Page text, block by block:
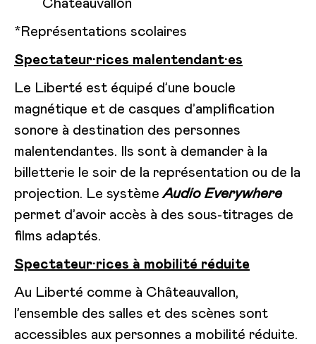
Châteauvallon
*Représentations scolaires
Spectateur·rices malentendant·es
Le Liberté est équipé d’une boucle
magnétique et de casques d’amplification
sonore à destination des personnes
malentendantes. Ils sont à demander à la
billetterie le soir de la représentation ou de la
projection. Le système Audio Everywhere
permet d’avoir accès à des sous-titrages de
films adaptés.
Spectateur·rices à mobilité réduite
Au Liberté comme à Châteauvallon,
l’ensemble des salles et des scènes sont
accessibles aux personnes a mobilité réduite.